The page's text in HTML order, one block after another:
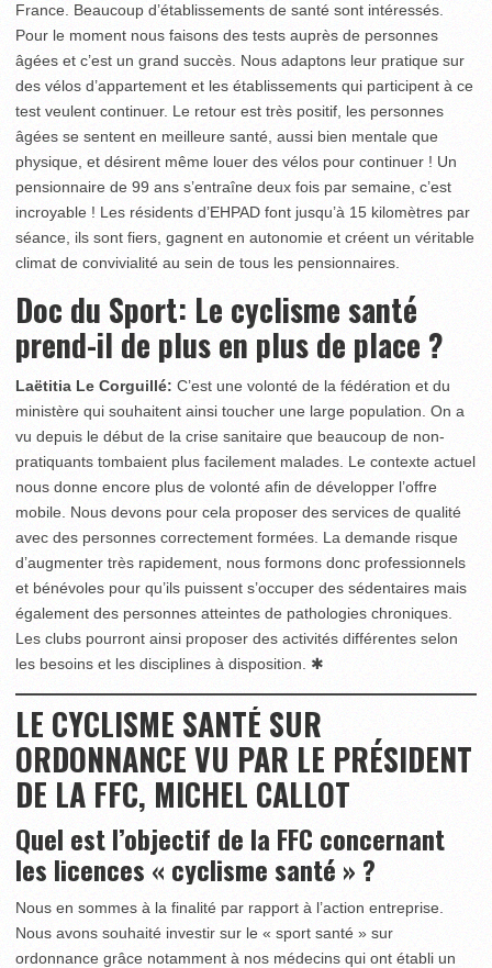
France. Beaucoup d’établissements de santé sont intéressés.
Pour le moment nous faisons des tests auprès de personnes
âgées et c’est un grand succès. Nous adaptons leur pratique sur
des vélos d’appartement et les établissements qui participent à ce
test veulent continuer. Le retour est très positif, les personnes
âgées se sentent en meilleure santé, aussi bien mentale que
physique, et désirent même louer des vélos pour continuer ! Un
pensionnaire de 99 ans s’entraîne deux fois par semaine, c’est
incroyable ! Les résidents d’EHPAD font jusqu’à 15 kilomètres par
séance, ils sont fiers, gagnent en autonomie et créent un véritable
climat de convivialité au sein de tous les pensionnaires.
Doc du Sport: Le cyclisme santé
prend-il de plus en plus de place ?
Laëtitia Le Corguillé: C’est une volonté de la fédération et du
ministère qui souhaitent ainsi toucher une large population. On a
vu depuis le début de la crise sanitaire que beaucoup de non-
pratiquants tombaient plus facilement malades. Le contexte actuel
nous donne encore plus de volonté afin de développer l’offre
mobile. Nous devons pour cela proposer des services de qualité
avec des personnes correctement formées. La demande risque
d’augmenter très rapidement, nous formons donc professionnels
et bénévoles pour qu’ils puissent s’occuper des sédentaires mais
également des personnes atteintes de pathologies chroniques.
Les clubs pourront ainsi proposer des activités différentes selon
les besoins et les disciplines à disposition. ✱
LE CYCLISME SANTÉ SUR
ORDONNANCE VU PAR LE PRÉSIDENT
DE LA FFC, MICHEL CALLOT
Quel est l’objectif de la FFC concernant
les licences « cyclisme santé » ?
Nous en sommes à la finalité par rapport à l’action entreprise.
Nous avons souhaité investir sur le « sport santé » sur
ordonnance grâce notamment à nos médecins qui ont établi un